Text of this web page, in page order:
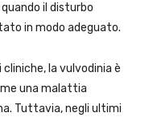
il disturbo
in modo adeguato.
cliniche, la vulvodinia è
una malattia
Tuttavia, negli ultimi